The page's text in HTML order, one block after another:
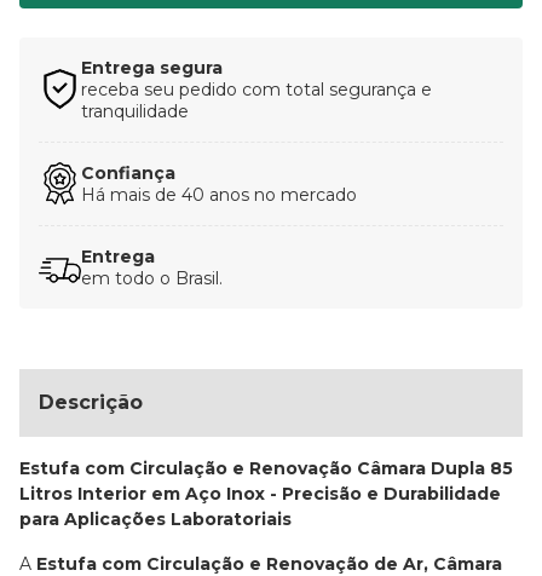
Entrega segura
receba seu pedido com total segurança e
tranquilidade
Confiança
Há mais de 40 anos no mercado
Entrega
em todo o Brasil.
Descrição
Estufa com Circulação e Renovação Câmara Dupla 85
Litros Interior em Aço Inox - Precisão e Durabilidade
para Aplicações Laboratoriais
A Estufa com Circulação e Renovação de Ar, Câmara